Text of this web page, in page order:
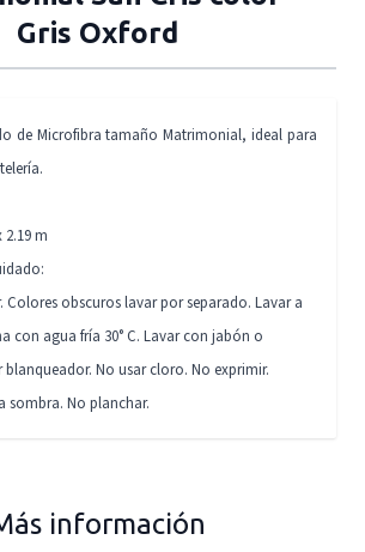
Gris Oxford
de Microfibra tamaño Matrimonial, ideal para
2.19 m
Colores obscuros lavar por separado. Lavar a
con agua fría 30° C. Lavar con jabón o
blanqueador. No usar cloro. No exprimir.
sombra. No planchar.
información